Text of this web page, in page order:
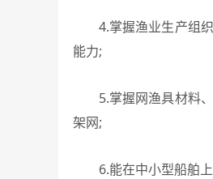
4.掌握渔业生产组织
能力;
5.掌握网渔具材料、
架网;
6.能在中小型船舶上